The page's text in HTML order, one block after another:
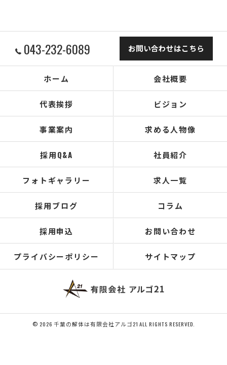
043-232-6089 お問い合わせはこちら
ホーム 会社概要
代表挨拶 ビジョン
事業案内 求める人物像
採用Q&A 社員紹介
フォトギャラリー 求人一覧
採用ブログ コラム
採用申込 お問い合わせ
プライバシーポリシー サイトマップ
© 2026 千葉の解体は有限会社アルゴ21 ALL RIGHTS RESERVED.